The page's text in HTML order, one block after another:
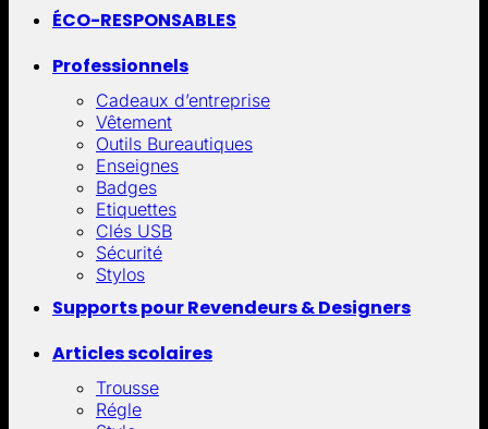
ÉCO-RESPONSABLES
Professionnels
Cadeaux d’entreprise
Vêtement
Outils Bureautiques
Enseignes
Badges
Etiquettes
Clés USB
Sécurité
Stylos
Supports pour Revendeurs & Designers
Articles scolaires
Trousse
Régle